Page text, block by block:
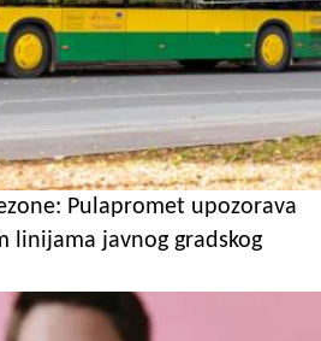
Pulapromet upozorava
linijama javnog gradskog